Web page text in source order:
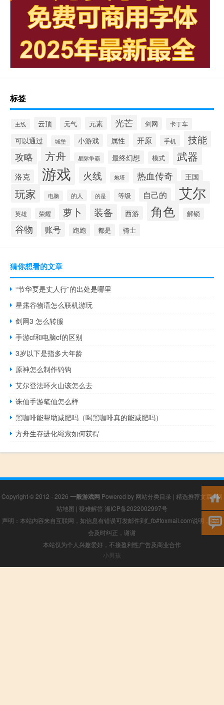
标签
主线 云顶 元气 元素 光芒 剑网 卡丁车
可以通过 城堡 小游戏 属性 开原 手机 技能
攻略 方舟 星际争霸 最终幻想 模式 武器
洛克 游戏 火线 炮塔 热血传奇 王国
玩家 电脑 的人 的是 等级 自己的 艾尔
英雄 荣耀 萝卜 装备 西游 角色 解锁
谷物 账号 跑跑 都是 骑士
猜你想看的文章
“节华要是丈人行”的出处是哪里
星露谷物语怎么联机游玩
剑网3 怎么转服
手游cf和电脑cf的区别
3岁以下是指多大年龄
原神怎么制作钓钩
艾尔登法环火山该怎么去
诛仙手游笔仙怎么样
黑咖啡能帮助减肥吗（喝黑咖啡真的能减肥吗）
方舟生存进化绳索如何获得
Copyright © 2012 - 2026 一般游戏网 Powered by 网站分类目录 | 精选推荐文章|网
站地图 | 疑难解答 湘ICP备2022002997号
声明：本站内容来自互联网，如信息有错误可发邮件到f_fb#foxmail.com说明，我们
会及时纠正，谢谢
本站仅为个人兴趣爱好，不接盈利性广告及商业合作
小男孩